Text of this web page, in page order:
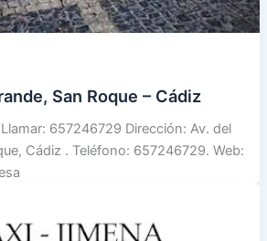
San Roque – Cádiz
657246729 Dirección: Av. del
Cádiz . Teléfono: 657246729. Web: